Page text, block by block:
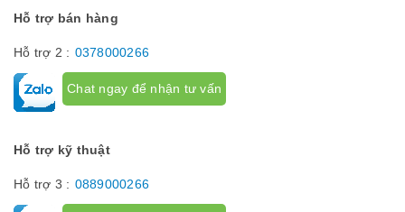
Hỗ trợ bán hàng
Hỗ trợ 2 : 0378000266
Chat ngay để nhận tư vấn
Hỗ trợ kỹ thuật
Hỗ trợ 3 : 0889000266